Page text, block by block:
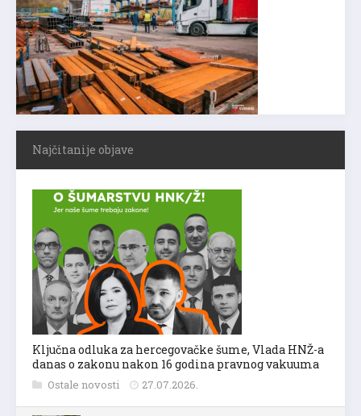
Najčitanije objave
Ključna odluka za hercegovačke šume, Vlada HNŽ-a
danas o zakonu nakon 16 godina pravnog vakuuma
Ostale novosti 27.07.2026.